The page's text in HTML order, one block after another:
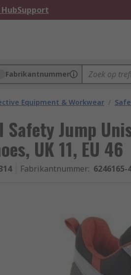
Support
Fabrikantnummer
Equipment & Workwear /
Safety Jump
UK 11, EU 46
Fabrikantnummer: 6246165-